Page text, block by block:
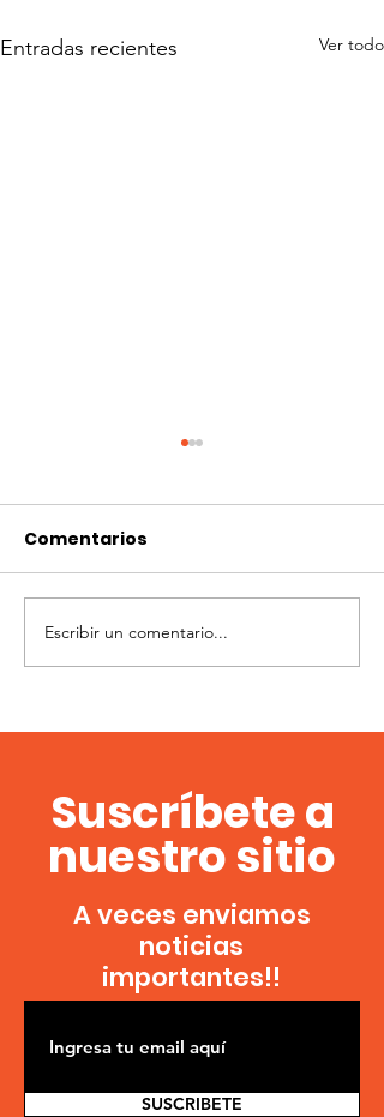
Entradas recientes Ver todo
Flint modalidad
campo
Comentarios
Escribir un comentario...
Suscríbete a
nuestro sitio
SUSCRIBETE
A veces enviamos
noticias
importantes!!